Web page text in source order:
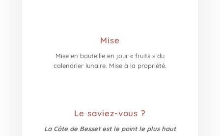
Mise
Mise en bouteille en jour « fruits » du
calendrier lunaire. Mise à la propriété.
Le saviez-vous ?
La Côte de Besset est le point le plus haut